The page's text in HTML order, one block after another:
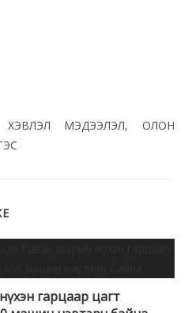
ХЭВЛЭЛ МЭДЭЭЛЭЛ, ОЛОН
гарцаар цагт